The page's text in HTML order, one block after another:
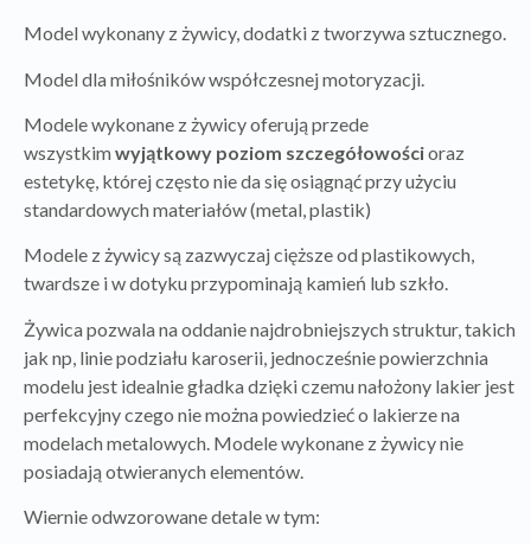
Model wykonany z żywicy, dodatki z tworzywa sztucznego.
Model dla miłośników współczesnej motoryzacji.
Modele wykonane z żywicy oferują przede
wszystkimwyjątkowy poziom szczegółowościoraz
estetykę, której często nie da się osiągnąć przy użyciu
standardowych materiałów (metal, plastik)
Modele z żywicy są zazwyczaj cięższe od plastikowych,
twardsze i w dotyku przypominają kamień lub szkło.
Żywica pozwala na oddanie najdrobniejszych struktur, takich
jak np, linie podziału karoserii, jednocześnie powierzchnia
modelu jest idealnie gładka dzięki czemu nałożony lakier jest
perfekcyjny czego nie można powiedzieć o lakierze na
modelach metalowych. Modele wykonane z żywicy nie
posiadają otwieranych elementów.
Wiernie odwzorowane detale w tym: